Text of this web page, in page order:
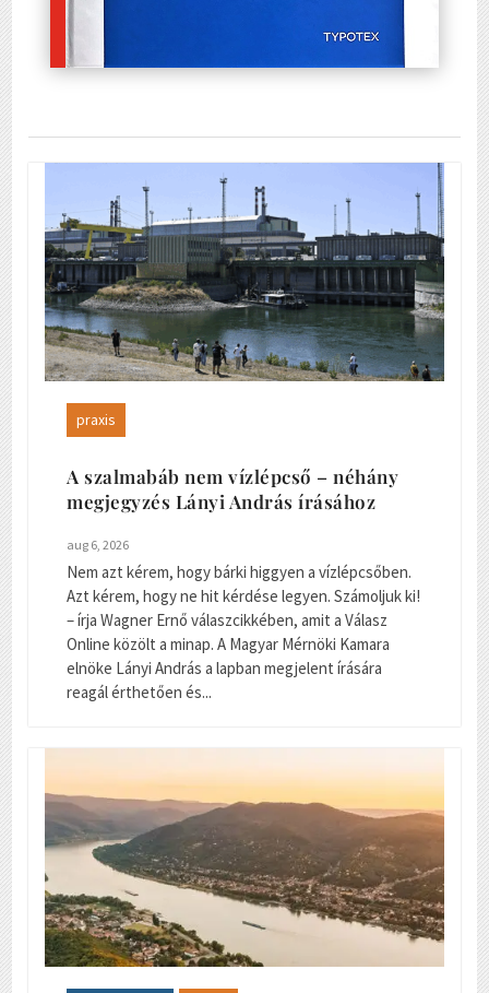
praxis
A szalmabáb nem vízlépcső – néhány
megjegyzés Lányi András írásához
aug 6, 2026
Nem azt kérem, hogy bárki higgyen a vízlépcsőben.
Azt kérem, hogy ne hit kérdése legyen. Számoljuk ki!
– írja Wagner Ernő válaszcikkében, amit a Válasz
Online közölt a minap. A Magyar Mérnöki Kamara
elnöke Lányi András a lapban megjelent írására
reagál érthetően és...